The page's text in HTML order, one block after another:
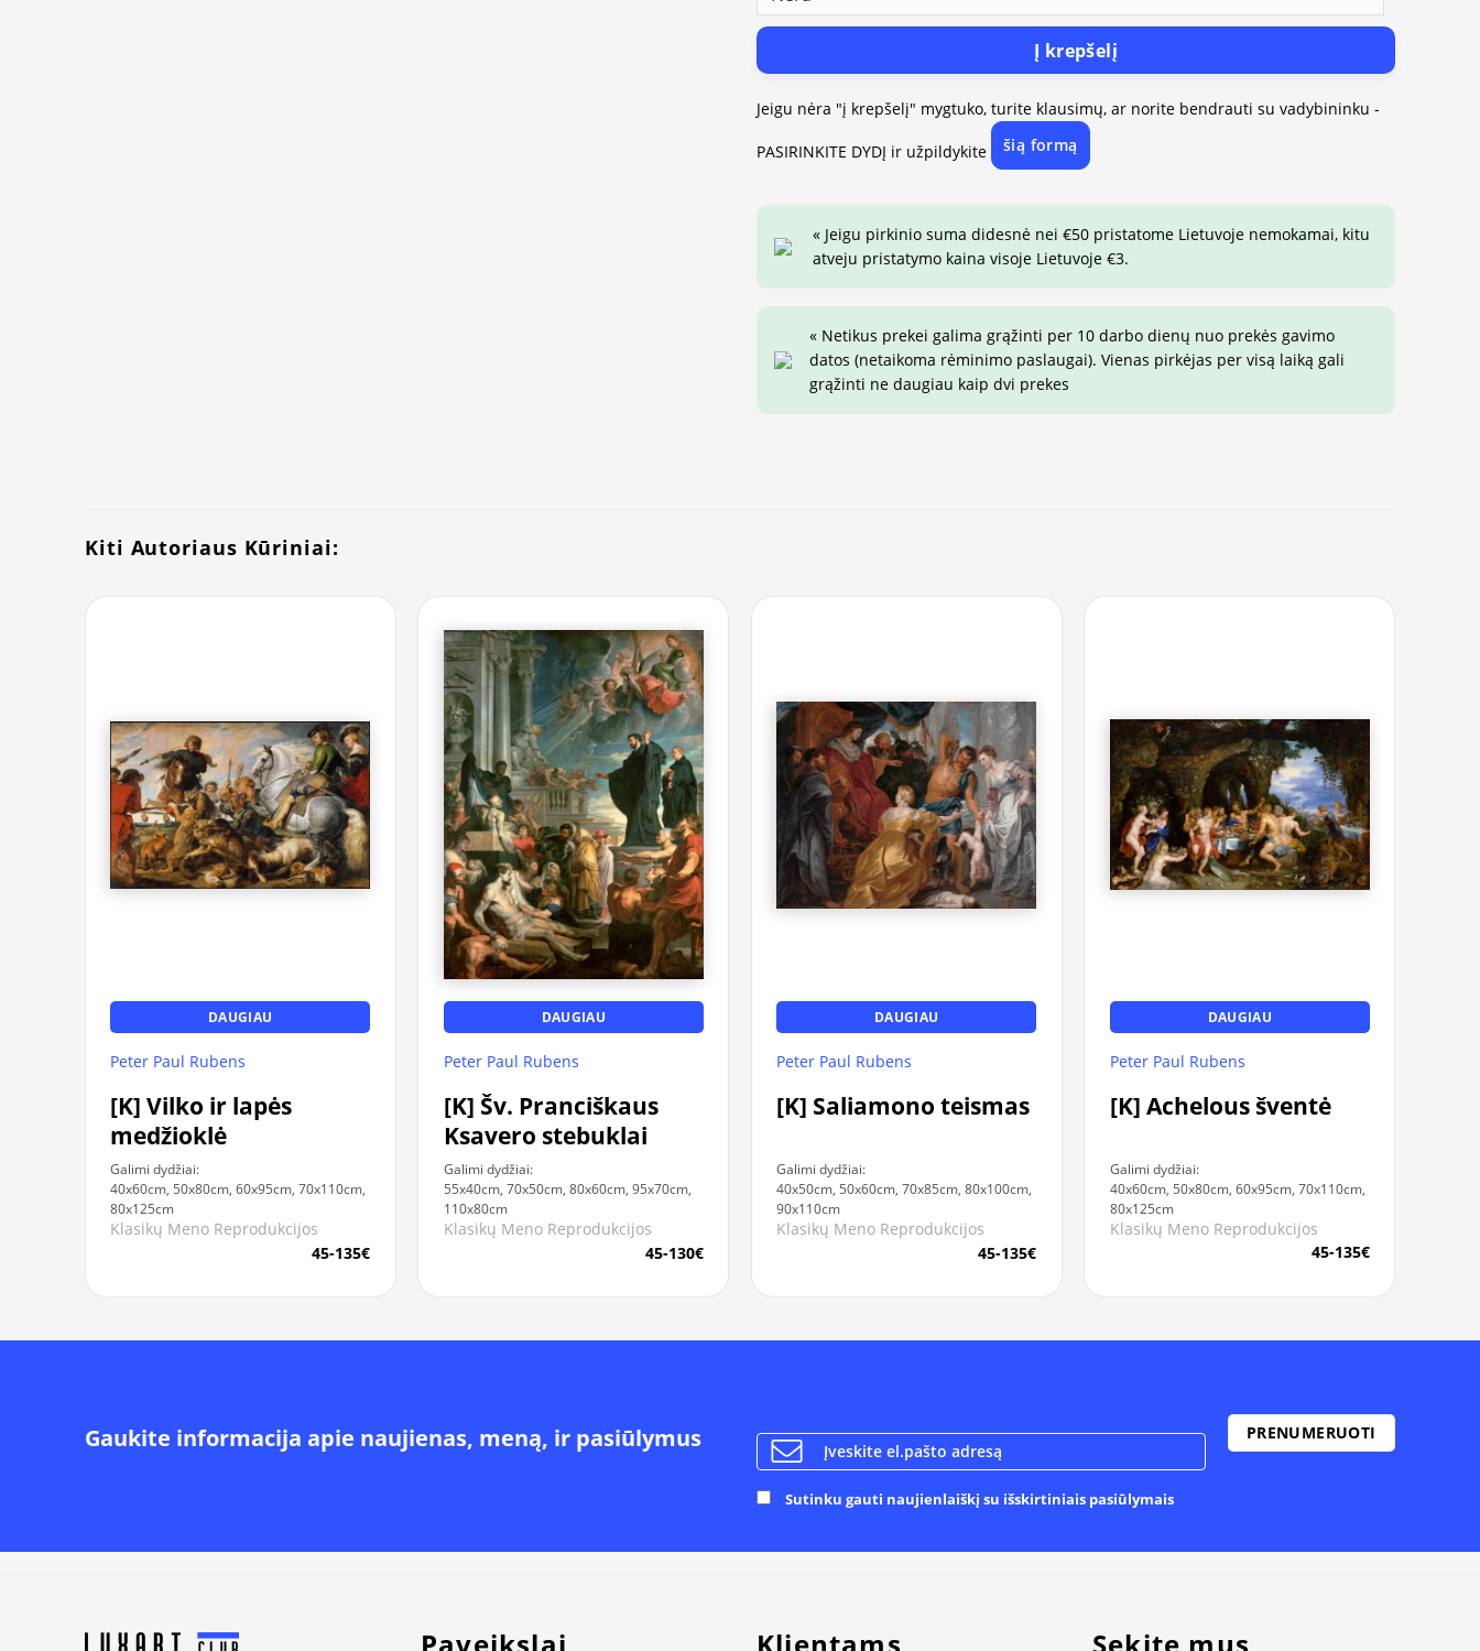
Į krepšelį
Jeigu nėra "į krepšelį" mygtuko, turite klausimų, ar norite bendrauti su vadybininku -
PASIRINKITE DYDĮ ir užpildykite šią formą
« Jeigu pirkinio suma didesnė nei €50 pristatome Lietuvoje nemokamai, kitu
atveju pristatymo kaina visoje Lietuvoje €3.
« Netikus prekei galima grąžinti per 10 darbo dienų nuo prekės gavimo
datos (netaikoma rėminimo paslaugai). Vienas pirkėjas per visą laiką gali
grąžinti ne daugiau kaip dvi prekes
Kiti Autoriaus Kūriniai:
DAUGIAU
Peter Paul Rubens
[K] Vilko ir lapės
medžioklė
Galimi dydžiai:
40x60cm, 50x80cm, 60x95cm, 70x110cm,
80x125cm
Klasikų Meno Reprodukcijos
45-135€
DAUGIAU
Peter Paul Rubens
[K] Šv. Pranciškaus
Ksavero stebuklai
Galimi dydžiai:
55x40cm, 70x50cm, 80x60cm, 95x70cm,
110x80cm
Klasikų Meno Reprodukcijos
45-130€
DAUGIAU
Peter Paul Rubens
[K] Saliamono teismas
Galimi dydžiai:
40x50cm, 50x60cm, 70x85cm, 80x100cm,
90x110cm
Klasikų Meno Reprodukcijos
45-135€
DAUGIAU
Peter Paul Rubens
[K] Achelous šventė
Galimi dydžiai:
40x60cm, 50x80cm, 60x95cm, 70x110cm,
80x125cm
Klasikų Meno Reprodukcijos
45-135€
Gaukite informacija apie naujienas, meną, ir pasiūlymus
Sutinku gauti naujienlaiškį su išskirtiniais pasiūlymais